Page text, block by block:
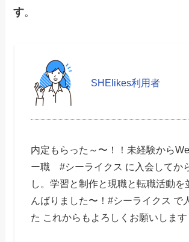
す。
SHElikes利用者
内定もらった～〜！！未経験から
ー職 #シーライクス に入会してか
し。学習と制作と現職と転職活動を
んばりました〜！#シーライクス で
た これからもよろしくお願いします